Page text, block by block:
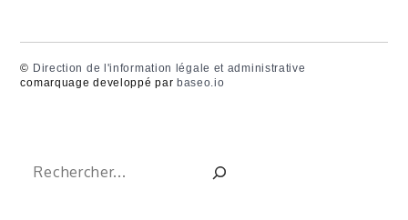
© Direction de l'information légale et administrative
comarquage developpé par baseo.io
Rechercher